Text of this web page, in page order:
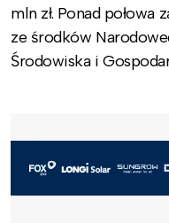
mln zł. Ponad
ze środków
Środowiska i